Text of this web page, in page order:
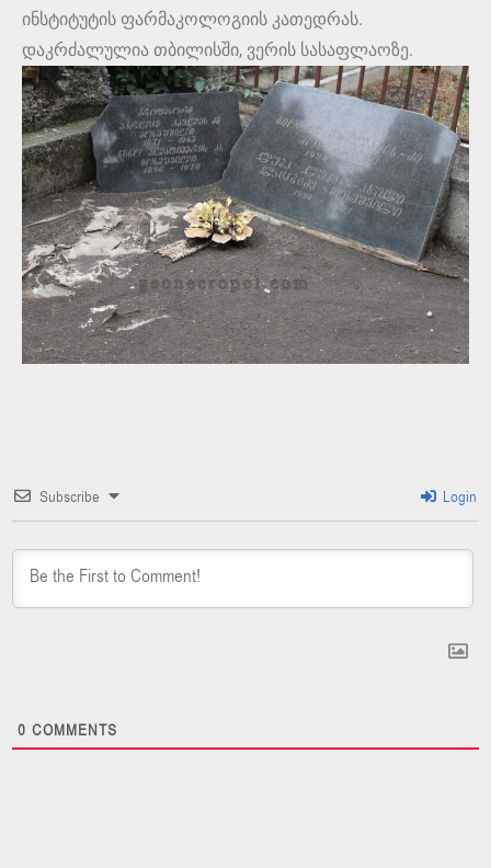
ინსტიტუტის ფარმაკოლოგიის კათედრას.
დაკრძალულია თბილისში, ვერის სასაფლაოზე.
Subscribe Login
0 COMMENTS